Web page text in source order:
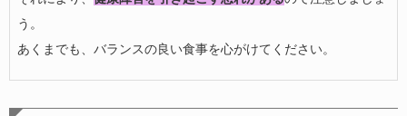
う。
あくまでも、バランスの良い食事を心がけてください。